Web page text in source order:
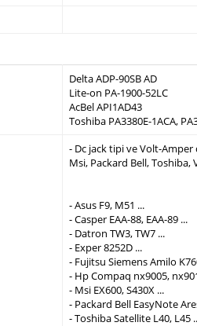
Delta ADP-90SB AD
Lite-on PA-1900-52LC
AcBel API1AD43
Toshiba PA3380E-1ACA,
- Dc jack tipi ve Volt-
Msi, Packard Bell,
- Asus F9, M51 ...
- Casper EAA-88, EAA-89 ...
- Datron TW3, TW7 ...
- Exper 8252D ...
- Fujitsu Siemens Amilo
- Hp Compaq nx9005,
- Msi EX600, S430X ...
- Packard Bell EasyNote
- Toshiba Satellite L40, L45